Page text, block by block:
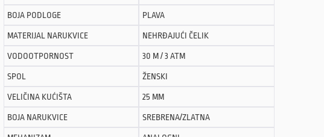
BOJA PODLOGE PLAVA
MATERIJAL NARUKVICE NEHRĐAJUĆI ČELIK
VODOOTPORNOST 30 M / 3 ATM
SPOL ŽENSKI
VELIČINA KUĆIŠTA 25 MM
BOJA NARUKVICE SREBRENA/ZLATNA